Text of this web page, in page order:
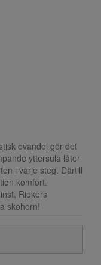
ovandel gör det
yttersula låter
i varje steg. Därtill
komfort.
Riekers
skohorn!